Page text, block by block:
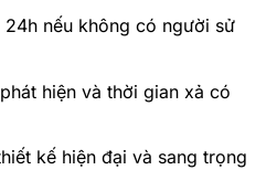
nếu không có người sử
hiện và thời gian xả có
kế hiện đại và sang trọng